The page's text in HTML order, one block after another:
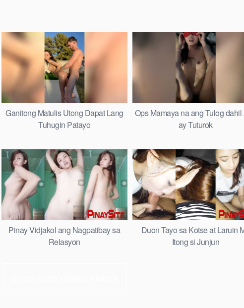
Ganitong Matulis Utong Dapat Lang
Tuhugin Patayo
Ops Mamaya na ang Tulog dahil
ay Tuturok
Pinay Vidjakol ang Nagpatibay sa
Relasyon
Duon Tayo sa Kotse at Laruin
Itong si Junjun